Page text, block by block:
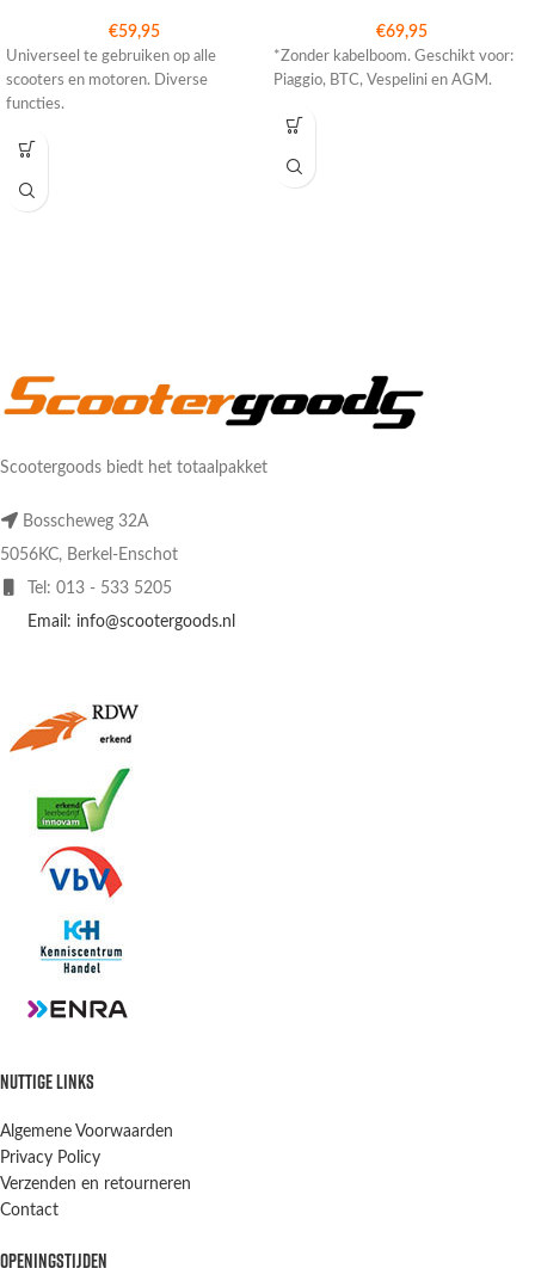
€59,95
Universeel te gebruiken op alle
scooters en motoren. Diverse
functies.
€69,95
*Zonder kabelboom. Geschikt voor:
Piaggio, BTC, Vespelini en AGM.
Scootergoods biedt het totaalpakket
Bosscheweg 32A
5056KC, Berkel-Enschot
Tel: 013 - 533 5205
Email: info@scootergoods.nl
NUTTIGE LINKS
Algemene Voorwaarden
Privacy Policy
Verzenden en retourneren
Contact
OPENINGSTIJDEN